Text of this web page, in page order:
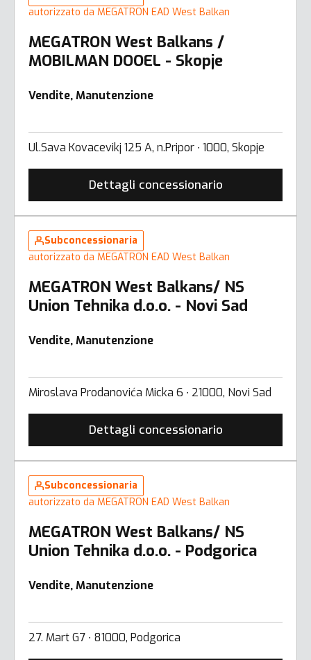
autorizzato da MEGATRON EAD West Balkan
MEGATRON West Balkans /
MOBILMAN DOOEL - Skopje
Vendite, Manutenzione
Ul.Sava Kovacevikj 125 A, n.Pripor ∙ 1000, Skopje
Dettagli concessionario
Subconcessionaria
autorizzato da MEGATRON EAD West Balkan
MEGATRON West Balkans/ NS
Union Tehnika d.o.o. - Novi Sad
Vendite, Manutenzione
Miroslava Prodanovića Micka 6 ∙ 21000, Novi Sad
Dettagli concessionario
Subconcessionaria
autorizzato da MEGATRON EAD West Balkan
MEGATRON West Balkans/ NS
Union Tehnika d.o.o. - Podgorica
Vendite, Manutenzione
27. Mart G7 ∙ 81000, Podgorica